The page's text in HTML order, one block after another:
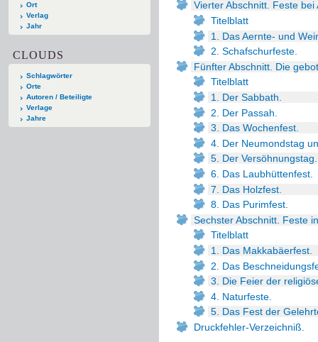
Ort
Verlag
Jahr
CLOUDS
Schlagwörter
Orte
Autoren / Beteiligte
Verlage
Jahre
Vierter Abschnitt. Feste
Titelblatt
1. Das Aernte- und
2. Schafschurfeste.
Fünfter Abschnitt. Die
Titelblatt
1. Der Sabbath.
2. Der Passah.
3. Das Wochenfest.
4. Der Neumondstag
5. Der Versöhnungstag.
6. Das Laubhüttenfest.
7. Das Holzfest.
8. Das Purimfest.
Sechster Abschnitt. Feste
Titelblatt
1. Das Makkabäerfest.
2. Das
3. Die Feier der
4. Naturfeste.
5. Das Fest der
Druckfehler-Verzeichniß.